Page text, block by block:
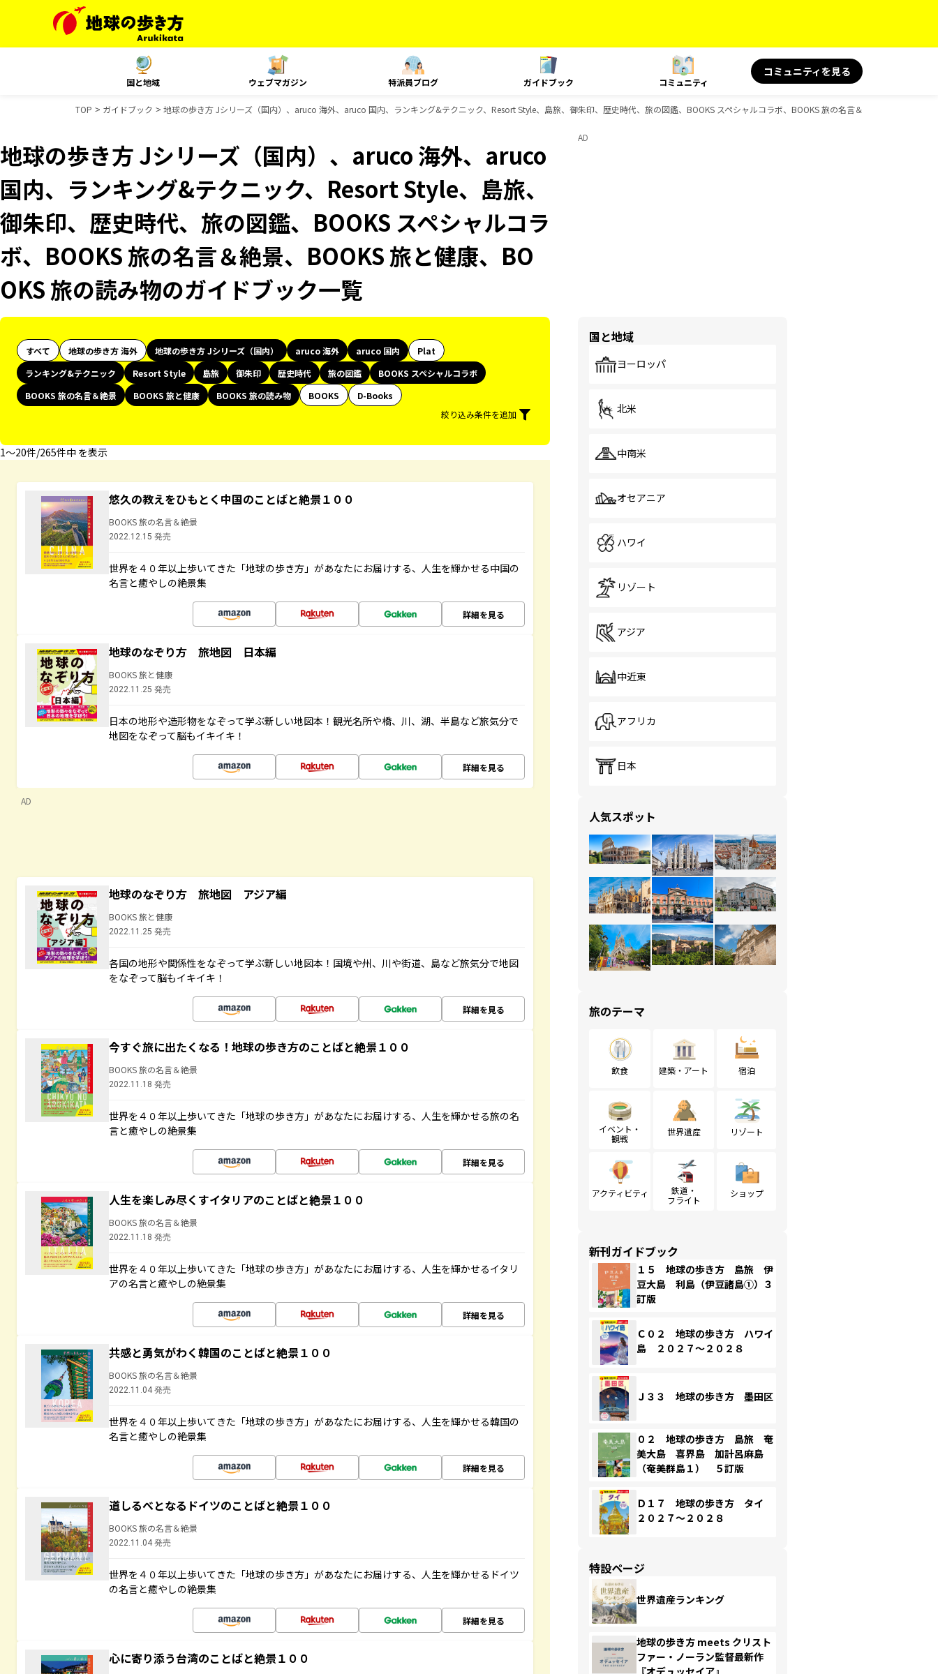
国と地域 ウェブマガジン 特派員ブログ ガイドブック コミュニティ
コミュニティを見る
TOP ガイドブック 地球の歩き方 Jシリーズ（国内）、aruco 海外、aruco 国内、ランキング&テクニック、Resort Style、島旅、御朱印、歴史時代、旅の図鑑、BOOKS スペシャルコラボ、BOOKS 旅の名言＆絶景、BOOKS 旅
地球の歩き方 Jシリーズ（国内）、aruco 海外、aruco
国内、ランキング&テクニック、Resort Style、島旅、
御朱印、歴史時代、旅の図鑑、BOOKS スペシャルコラ
ボ、BOOKS 旅の名言＆絶景、BOOKS 旅と健康、BO
OKS 旅の読み物のガイドブック一覧
すべて 地球の歩き方 海外 地球の歩き方 Jシリーズ（国内） aruco 海外 aruco 国内
Plat
ランキング&テクニック
Resort Style 島旅 御朱印 歴史時代 旅の図鑑
BOOKS スペシャルコラボ
BOOKS 旅の名言＆絶景
BOOKS 旅と健康 BOOKS 旅の読み物 BOOKS
D-Books
絞り込み条件を追加
1〜20件/265件中 を表示
悠久の教えをひもとく中国のことばと絶景１００
BOOKS 旅の名言＆絶景
2022.12.15 発売
世界を４０年以上歩いてきた「地球の歩き方」があなたにお届けする、人生を輝かせる中国の
名言と癒やしの絶景集
詳細を見る
地球のなぞり方 旅地図 日本編
BOOKS 旅と健康
2022.11.25 発売
日本の地形や造形物をなぞって学ぶ新しい地図本！観光名所や橋、川、湖、半島など旅気分で
地図をなぞって脳もイキイキ！
詳細を見る
AD
地球のなぞり方 旅地図 アジア編
BOOKS 旅と健康
2022.11.25 発売
各国の地形や関係性をなぞって学ぶ新しい地図本！国境や州、川や街道、島など旅気分で地図
をなぞって脳もイキイキ！
詳細を見る
今すぐ旅に出たくなる！地球の歩き方のことばと絶景１００
BOOKS 旅の名言＆絶景
2022.11.18 発売
世界を４０年以上歩いてきた「地球の歩き方」があなたにお届けする、人生を輝かせる旅の名
言と癒やしの絶景集
詳細を見る
人生を楽しみ尽くすイタリアのことばと絶景１００
BOOKS 旅の名言＆絶景
2022.11.18 発売
世界を４０年以上歩いてきた「地球の歩き方」があなたにお届けする、人生を輝かせるイタリ
アの名言と癒やしの絶景集
詳細を見る
共感と勇気がわく韓国のことばと絶景１００
BOOKS 旅の名言＆絶景
2022.11.04 発売
世界を４０年以上歩いてきた「地球の歩き方」があなたにお届けする、人生を輝かせる韓国の
名言と癒やしの絶景集
詳細を見る
道しるべとなるドイツのことばと絶景１００
BOOKS 旅の名言＆絶景
2022.11.04 発売
世界を４０年以上歩いてきた「地球の歩き方」があなたにお届けする、人生を輝かせるドイツ
の名言と癒やしの絶景集
詳細を見る
心に寄り添う台湾のことばと絶景１００
AD
国と地域
ヨーロッパ
北米
中南米
オセアニア
ハワイ
リゾート
アジア
中近東
アフリカ
日本
人気スポット
旅のテーマ
飲食 建築・アート 宿泊
イベント・
観戦
世界遺産 リゾート
アクティビティ
鉄道・
フライト
ショップ
新刊ガイドブック
１５ 地球の歩き方 島旅 伊
豆大島 利島（伊豆諸島①）３
訂版
Ｃ０２ 地球の歩き方 ハワイ
島 ２０２７～２０２８
Ｊ３３ 地球の歩き方 墨田区
０２ 地球の歩き方 島旅 奄
美大島 喜界島 加計呂麻島
（奄美群島１） ５訂版
Ｄ１７ 地球の歩き方 タイ
２０２７～２０２８
特設ページ
世界遺産ランキング
地球の歩き方 meets クリスト
ファー・ノーラン監督最新作
『オデュッセイア』